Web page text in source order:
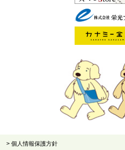
> 個人情報保護方針